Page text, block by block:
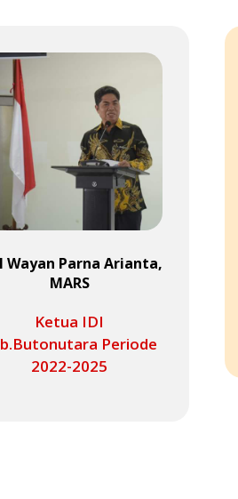
Wayan Parna Arianta,
MARS
Ketua IDI
Periode
2022-2025